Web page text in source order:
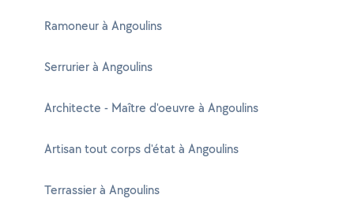
Ramoneur à Angoulins
Serrurier à Angoulins
Architecte - Maître d'oeuvre à Angoulins
Artisan tout corps d'état à Angoulins
Terrassier à Angoulins